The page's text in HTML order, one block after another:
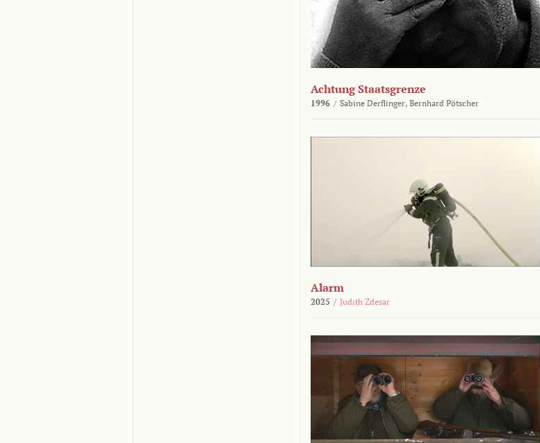
Achtung Staatsgrenze
1996 / Sabine Derflinger, Bernhard Pötscher
Alarm
2025 / Judith Zdesar